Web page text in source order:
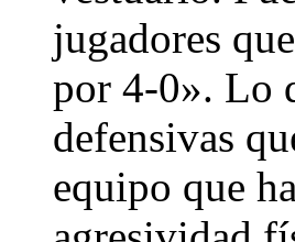
jugadores
por 4-0». Lo
defensivas
equipo que